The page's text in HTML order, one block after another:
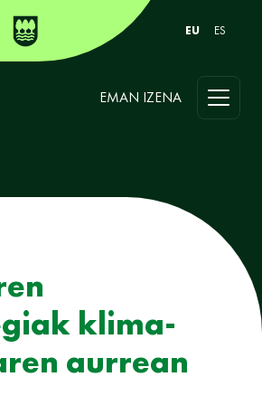
EU ES
EMAN IZENA
klima-
aurrean